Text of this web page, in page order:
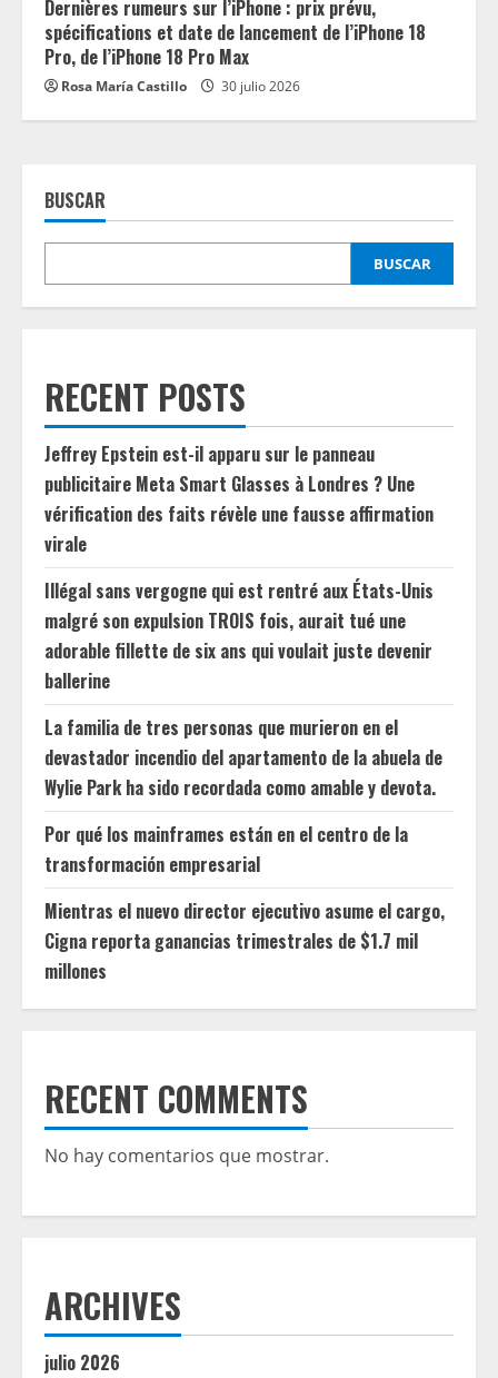
Dernières rumeurs sur l’iPhone : prix prévu,
spécifications et date de lancement de l’iPhone 18
Pro, de l’iPhone 18 Pro Max
Rosa María Castillo 30 julio 2026
BUSCAR
BUSCAR
RECENT POSTS
Jeffrey Epstein est-il apparu sur le panneau
publicitaire Meta Smart Glasses à Londres ? Une
vérification des faits révèle une fausse affirmation
virale
Illégal sans vergogne qui est rentré aux États-Unis
malgré son expulsion TROIS fois, aurait tué une
adorable fillette de six ans qui voulait juste devenir
ballerine
La familia de tres personas que murieron en el
devastador incendio del apartamento de la abuela de
Wylie Park ha sido recordada como amable y devota.
Por qué los mainframes están en el centro de la
transformación empresarial
Mientras el nuevo director ejecutivo asume el cargo,
Cigna reporta ganancias trimestrales de $1.7 mil
millones
RECENT COMMENTS
No hay comentarios que mostrar.
ARCHIVES
julio 2026